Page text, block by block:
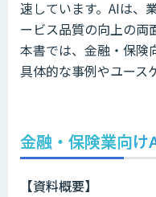
速しています。 AIは、
ービス品質の向上の両
本書では、金融・保険
具体的な事例やユース
金融・保険業向け
【資料概要】